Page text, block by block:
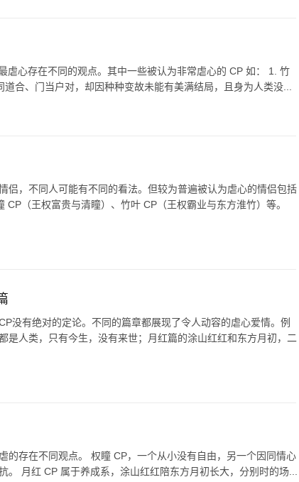
虐心存在不同的观点。其中一些被认为非常虐心的 CP 如： 1. 竹
合、门当户对，却因种种变故未能有美满结局，且身为人类没...
侣，不同人可能有不同的看法。但较为普遍被认为虐心的情侣包括
CP（王权富贵与清瞳）、竹叶 CP（王权霸业与东方淮竹）等。
没有绝对的定论。不同的篇章都展现了令人动容的虐心爱情。例
是人类，只有今生，没有来世；月红篇的涂山红红和东方月初，二
的存在不同观点。 权瞳 CP，一个从小没有自由，另一个因同情心
。 月红 CP 属于养成系，涂山红红陪东方月初长大，分别时的场...